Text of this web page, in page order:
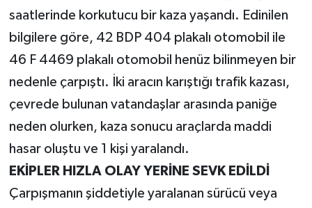
saatlerinde korkutucu bir kaza yaşandı. Edinilen
bilgilere göre, 42 BDP 404 plakalı otomobil ile
46 F 4469 plakalı otomobil henüz bilinmeyen bir
nedenle çarpıştı. İki aracın karıştığı trafik kazası,
çevrede bulunan vatandaşlar arasında paniğe
neden olurken, kaza sonucu araçlarda maddi
hasar oluştu ve 1 kişi yaralandı.
EKİPLER HIZLA OLAY YERİNE SEVK EDİLDİ
Çarpışmanın şiddetiyle yaralanan sürücü veya